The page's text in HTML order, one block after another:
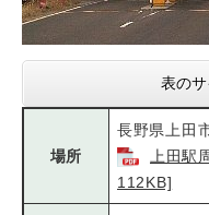
表の
場所
長野県上田
上田駅
112KB]